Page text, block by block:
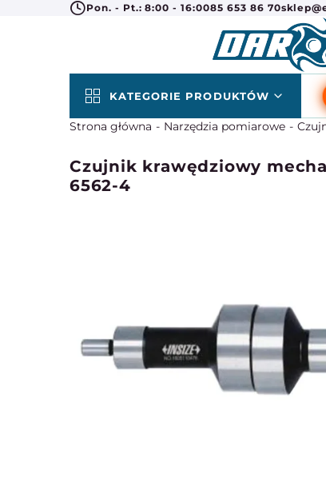
Pon. - Pt.: 8:00 - 16:0085 653 86 70
KATEGORIE PRODUKTÓW
Strona główna Narzędzia pomiarowe
Czujnik krawędziowy
6562-4